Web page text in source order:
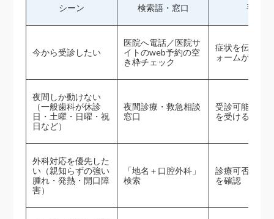
シーン 検索語・窓口 手順
今から受診したい
医院へ電話／医院サ
イトのweb予約の空
き枠チェック
症状を伝達／
ォームがあれ
夜間しか動けない
（一般歯科が休診
日・土曜・日曜・祝
日など）
夜間診療・救急相談
窓口
受診可能な院
を受ける
外科対応を優先した
い（親知らずの強い
腫れ・発熱・開口障
害）
「地名＋口腔外科」
検索
診療可否と受
を確認